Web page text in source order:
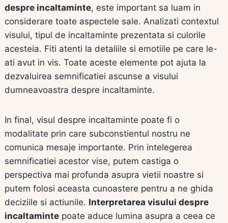
despre incaltaminte, este important sa luam in
considerare toate aspectele sale. Analizati contextul
visului, tipul de incaltaminte prezentata si culorile
acesteia. Fiti atenti la detaliile si emotiile pe care le-
ati avut in vis. Toate aceste elemente pot ajuta la
dezvaluirea semnificatiei ascunse a visului
dumneavoastra despre incaltaminte.
In final, visul despre incaltaminte poate fi o
modalitate prin care subconstientul nostru ne
comunica mesaje importante. Prin intelegerea
semnificatiei acestor vise, putem castiga o
perspectiva mai profunda asupra vietii noastre si
putem folosi aceasta cunoastere pentru a ne ghida
deciziile si actiunile. Interpretarea visului despre
incaltaminte poate aduce lumina asupra a ceea ce